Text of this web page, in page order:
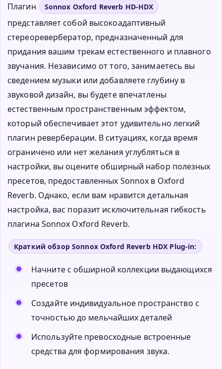
Плагин Sonnox Oxford Reverb HD-HDX
представляет собой высокоадаптивный
стереоревербератор, предназначенный для
придания вашим трекам естественного и плавного
звучания. Независимо от того, занимаетесь вы
сведением музыки или добавляете глубину в
звуковой дизайн, вы будете впечатлены
естественным пространственным эффектом,
который обеспечивает этот удивительно легкий
плагин реверберации. В ситуациях, когда время
ограничено или нет желания углубляться в
настройки, вы оцените обширный набор полезных
пресетов, предоставленных Sonnox в Oxford
Reverb. Однако, если вам нравится детальная
настройка, вас поразит исключительная гибкость
плагина Sonnox Oxford Reverb.
Краткий обзор Sonnox Oxford Reverb HDX Plug-in:
Начните с обширной коллекции выдающихся
пресетов
Создайте индивидуальное пространство с
точностью до мельчайших деталей
Используйте превосходные встроенные
средства для формирования звука.